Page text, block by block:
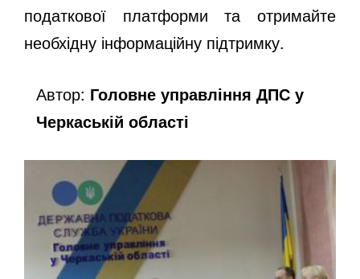
податкової платформи та отримайте
необхідну інформаційну підтримку.
Автор: Головне управління ДПС у
Черкаській області